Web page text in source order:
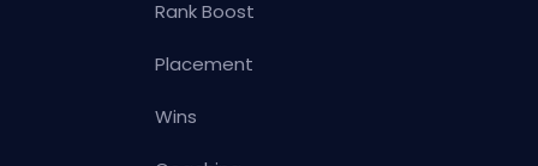
Rank Boost
Placement
Wins